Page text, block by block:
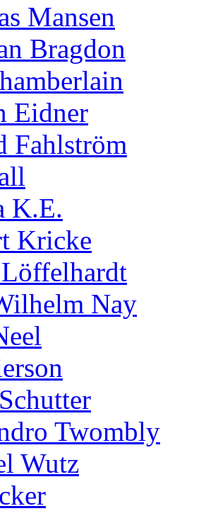
Mansen
Bragdon
Eidner
Fahlström
K.E.
Kricke
Nay
Twombly
Wutz